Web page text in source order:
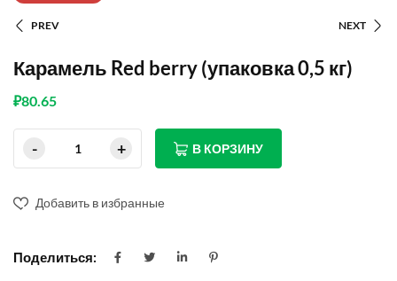
PREV NEXT
Карамель Red berry (упаковка 0,5 кг)
₽80.65
В КОРЗИНУ
Добавить в избранные
Поделиться: